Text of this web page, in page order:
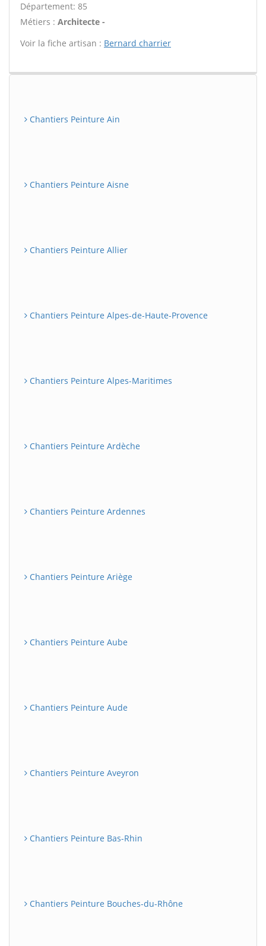
Département: 85
Métiers : Architecte -
Voir la fiche artisan : Bernard charrier
Chantiers Peinture Ain
Chantiers Peinture Aisne
Chantiers Peinture Allier
Chantiers Peinture Alpes-de-Haute-Provence
Chantiers Peinture Alpes-Maritimes
Chantiers Peinture Ardèche
Chantiers Peinture Ardennes
Chantiers Peinture Ariège
Chantiers Peinture Aube
Chantiers Peinture Aude
Chantiers Peinture Aveyron
Chantiers Peinture Bas-Rhin
Chantiers Peinture Bouches-du-Rhône